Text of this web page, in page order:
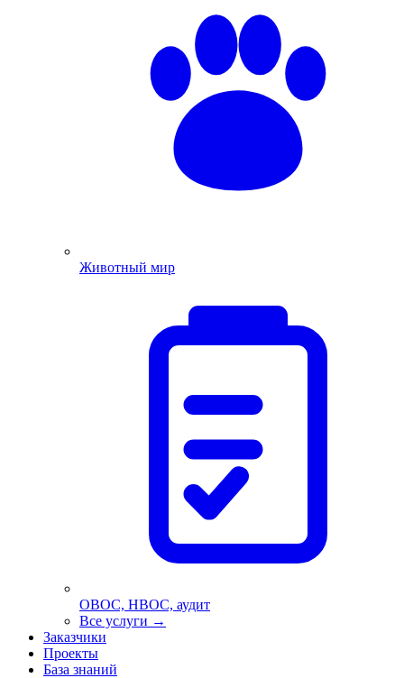
Животный мир
ОВОС, НВОС, аудит
Все услуги →
Заказчики
Проекты
База знаний